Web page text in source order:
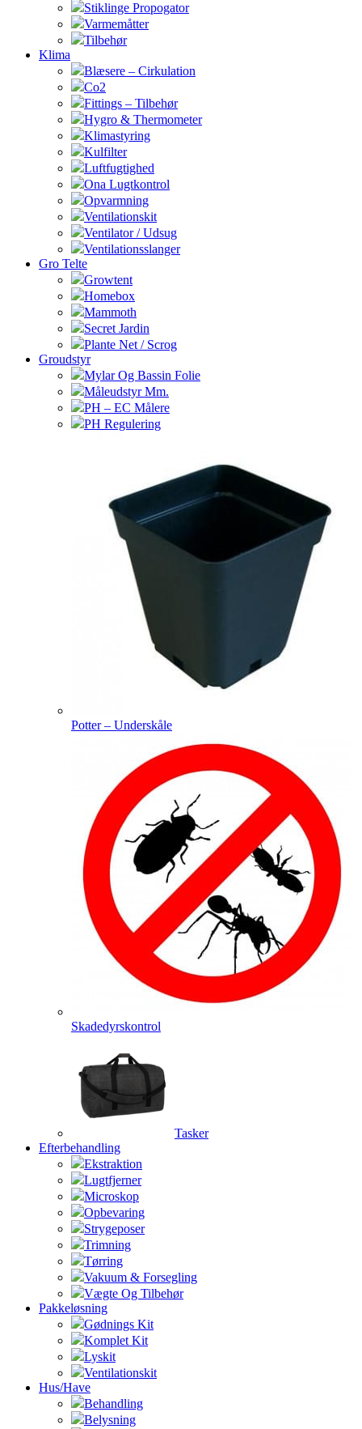
Stiklinge Propogator
Varmemåtter
Tilbehør
Klima
Blæsere – Cirkulation
Co2
Fittings – Tilbehør
Hygro & Thermometer
Klimastyring
Kulfilter
Luftfugtighed
Ona Lugtkontrol
Opvarmning
Ventilationskit
Ventilator / Udsug
Ventilationsslanger
Gro Telte
Growtent
Homebox
Mammoth
Secret Jardin
Plante Net / Scrog
Groudstyr
Mylar Og Bassin Folie
Måleudstyr Mm.
PH – EC Målere
PH Regulering
Potter – Underskåle
Skadedyrskontrol
Tasker
Efterbehandling
Ekstraktion
Lugtfjerner
Microskop
Opbevaring
Strygeposer
Trimning
Tørring
Vakuum & Forsegling
Vægte Og Tilbehør
Pakkeløsning
Gødnings Kit
Komplet Kit
Lyskit
Ventilationskit
Hus/Have
Behandling
Belysning